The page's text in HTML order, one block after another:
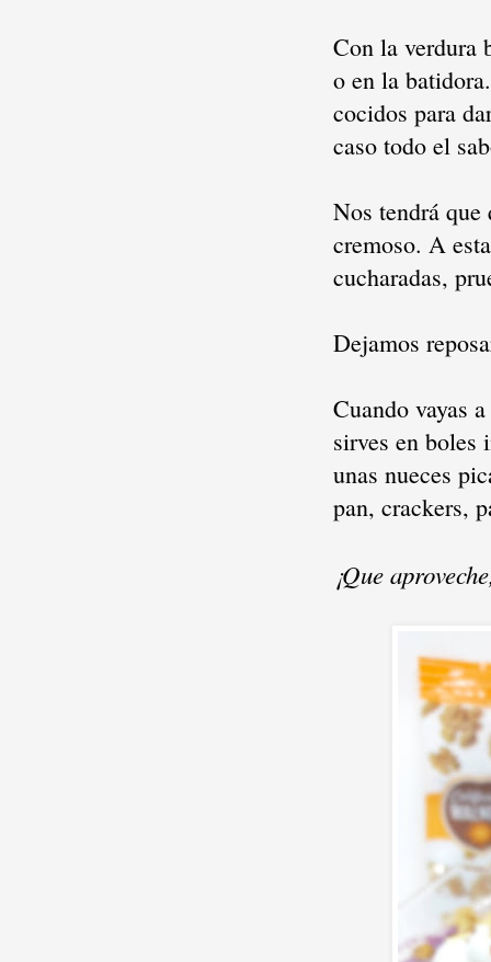
Con la verdura
o en la
cocidos para
caso todo el
Nos tendrá que
cremoso. A
cucharadas,
Dejamos
Cuando vayas
sirves en boles
unas nueces
pan, crackers,
¡Que